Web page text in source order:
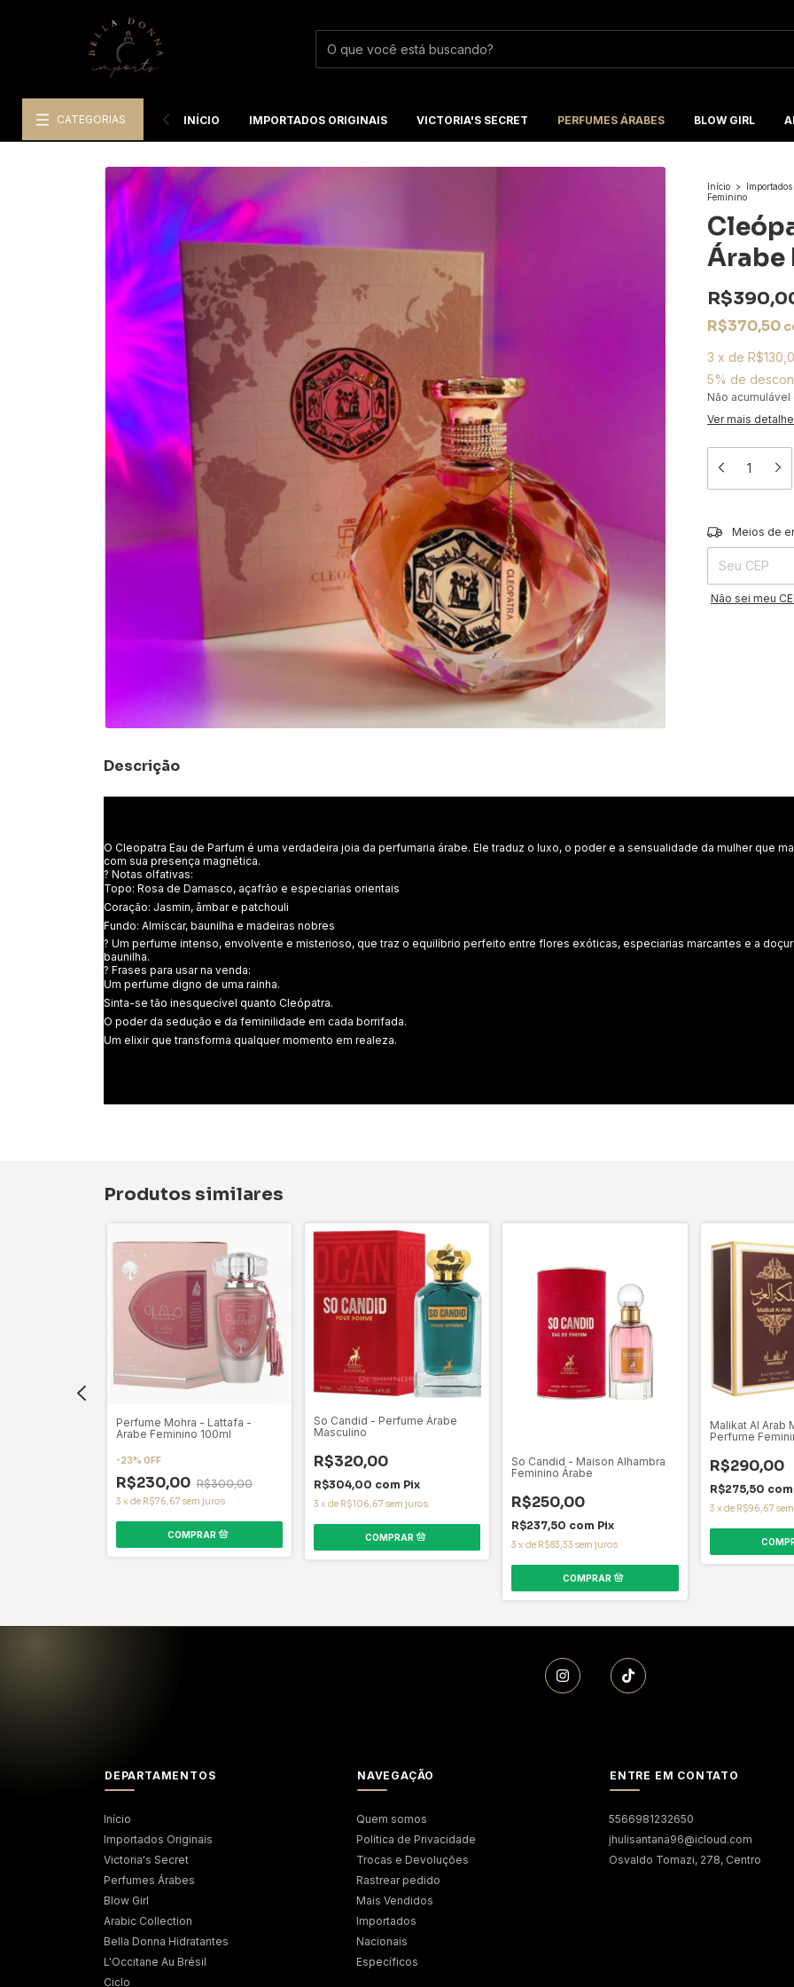
CATEGORIAS INÍCIO IMPORTADOS ORIGINAIS VICTORIA'S SECRET PERFUMES ÁRABES BLOW GIRL
Início > Importados
Feminino
Árabe
R$370,50
3 x de
5% de
Não
Ver mais
Entregas para o
Meios de
Não sei meu
Descrição
O Cleopatra Eau de Parfum é uma verdadeira joia da perfumaria árabe. Ele traduz o luxo, o poder e a sensualidade da mulher que
com sua presença magnética.
? Notas olfativas:
Topo: Rosa de Damasco, açafrão e especiarias orientais
Coração: Jasmin, âmbar e patchouli
Fundo: Almíscar, baunilha e madeiras nobres
? Um perfume intenso, envolvente e misterioso, que traz o equilíbrio perfeito entre flores exóticas, especiarias marcantes e a
baunilha.
? Frases para usar na venda:
Um perfume digno de uma rainha.
Sinta-se tão inesquecível quanto Cleópatra.
O poder da sedução e da feminilidade em cada borrifada.
Um elixir que transforma qualquer momento em realeza.
Produtos similares
Perfume Mohra - Lattafa -
Arabe Feminino 100ml
-23% OFF
R$230,00 R$300,00
3 x de R$76,67 sem juros
So Candid - Perfume Árabe
Masculino
R$320,00
R$304,00 com Pix
3 xde R$106,67 sem juros
So Candid - Maison Alhambra
Feminino Árabe
R$250,00
R$237,50 com Pix
3 xde R$83,33 sem juros
Malikat Al Arab
Perfume
R$290,00
R$275,50 com
3 x de R$96,67
DEPARTAMENTOS
Início
Importados Originais
Victoria's Secret
Perfumes Árabes
Blow Girl
Arabic Collection
Bella Donna Hidratantes
L'Occitane Au Brésil
Ciclo
NAVEGAÇÃO
Quem somos
Política de Privacidade
Trocas e Devoluções
Rastrear pedido
Mais Vendidos
Importados
Nacionais
Específicos
ENTRE EM CONTATO
5566981232650
jhulisantana96@icloud.com
Osvaldo Tomazi, 278, Centro